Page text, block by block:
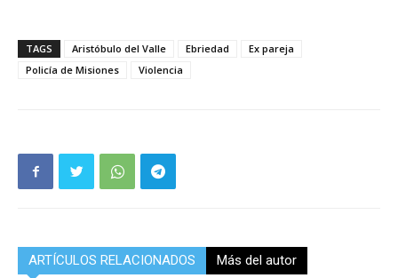
TAGS Aristóbulo del Valle Ebriedad
Ex pareja
Policía de Misiones
Violencia
ARTÍCULOS RELACIONADOS Más del autor